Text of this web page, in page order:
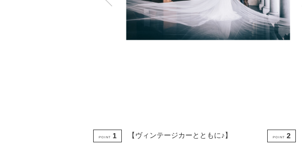
POINT 1 【ヴィンテージカーとともに♪】 POINT 2